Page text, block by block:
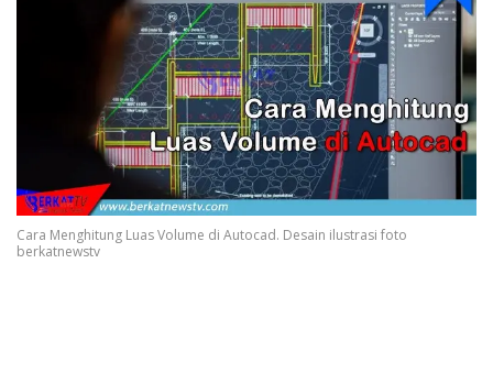
Cara Menghitung Luas Volume di Autocad. Desain ilustrasi foto
berkatnewstv